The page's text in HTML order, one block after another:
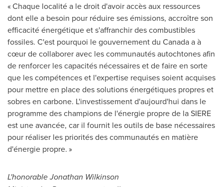
« Chaque localité a le droit d'avoir accès aux ressources
dont elle a besoin pour réduire ses émissions, accroître son
efficacité énergétique et s'affranchir des combustibles
fossiles. C'est pourquoi le gouvernement du Canadaa à
cœur de collaborer avec les communautés autochtones afin
de renforcer les capacités nécessaires et de faire en sorte
que les compétences et l'expertise requises soient acquises
pour mettre en place des solutions énergétiques propres et
sobres en carbone. L'investissement d'aujourd'hui dans le
programme des champions de l'énergie propre de la SIERE
est une avancée, car il fournit les outils de base nécessaires
pour réaliser les priorités des communautés en matière
d'énergie propre. »
L'honorable Jonathan Wilkinson